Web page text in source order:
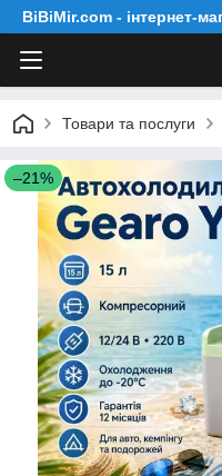
BiBiMir.com - інтернет-
Товари та послуги
–21%